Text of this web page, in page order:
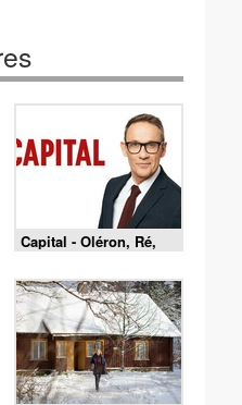
Capital - Oléron, Ré,
Belle-Île : le match des
îles est lancé !